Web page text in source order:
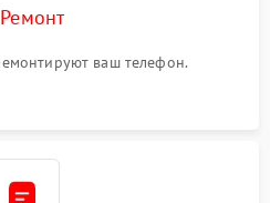
ваш телефон.